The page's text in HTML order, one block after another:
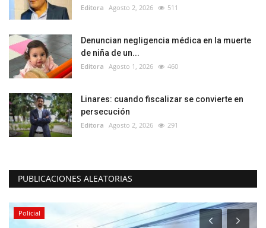
Editora Agosto 2, 2026 511
Denuncian negligencia médica en la muerte
de niña de un...
Editora Agosto 1, 2026 460
Linares: cuando fiscalizar se convierte en
persecución
Editora Agosto 2, 2026 291
PUBLICACIONES ALEATORIAS
Policial